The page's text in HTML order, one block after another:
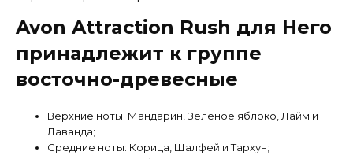
Avon Attraction Rush для Него
принадлежит к группе
восточно-древесные
Верхние ноты: Мандарин, Зеленое яблоко, Лайм и
Лаванда;
Средние ноты: Корица, Шалфей и Тархун;